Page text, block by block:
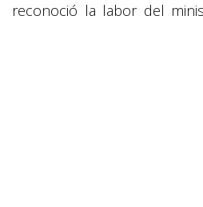
reconoció la labor del